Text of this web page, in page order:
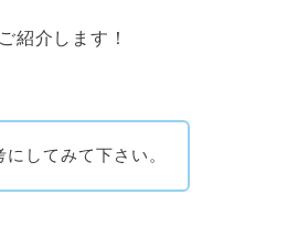
紹介します！
してみて下さい。